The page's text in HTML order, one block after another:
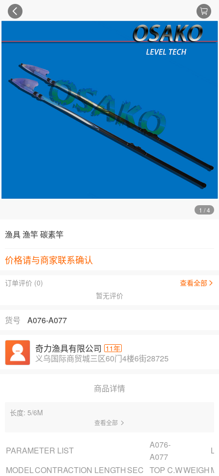
1 / 4
渔具 渔竿 碳素竿
价格请与商家联系确认
订单评价 (0)
查看全部
暂无评价
货号 A076-A077
奇力渔具有限公司 11年
义乌国际商贸城三区60门4楼6街28725
商品详情
长度: 5/6M
查看全部
PARAMETER LIST
A076-
A077
MODELCONTRACTION LENGTHSEC TOP C.WWEIGH